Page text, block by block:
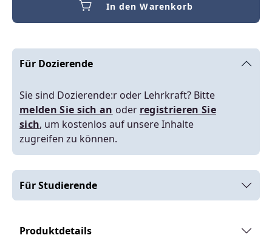
In den Warenkorb
Für Dozierende
Sie sind Dozierende:r oder Lehrkraft? Bitte
melden Sie sich an oder registrieren Sie
sich, um kostenlos auf unsere Inhalte
zugreifen zu können.
Für Studierende
Produktdetails